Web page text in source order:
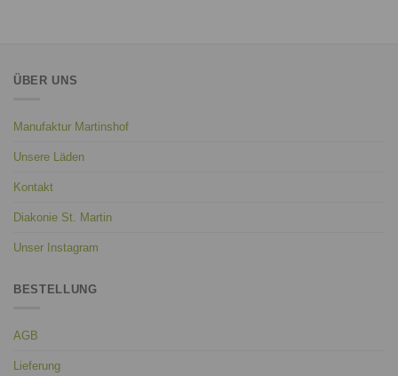
ÜBER UNS
Manufaktur Martinshof
Unsere Läden
Kontakt
Diakonie St. Martin
Unser Instagram
BESTELLUNG
AGB
Lieferung